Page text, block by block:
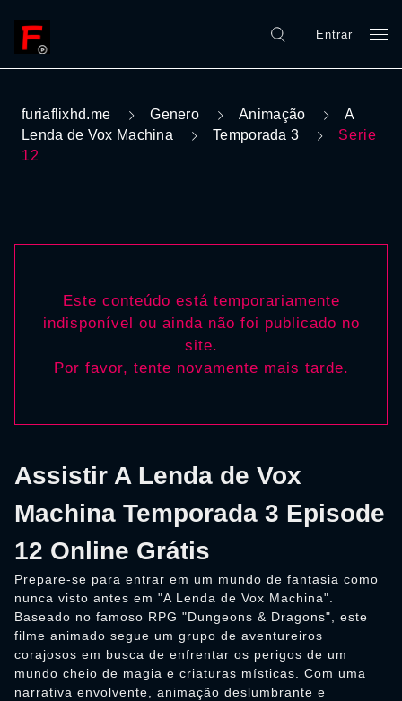
Entrar
furiaflixhd.me Genero Animação
A
Lenda de Vox Machina
Temporada 3
Serie
12
Este conteúdo está temporariamente
indisponível ou ainda não foi publicado no
site.
Por favor, tente novamente mais tarde.
Assistir A Lenda de Vox
Machina Temporada 3 Episode
12 Online Grátis
Prepare-se para entrar em um mundo de fantasia como
nunca visto antes em "A Lenda de Vox Machina".
Baseado no famoso RPG "Dungeons & Dragons", este
filme animado segue um grupo de aventureiros
corajosos em busca de enfrentar os perigos de um
mundo cheio de magia e criaturas místicas. Com uma
narrativa envolvente, animação deslumbrante e